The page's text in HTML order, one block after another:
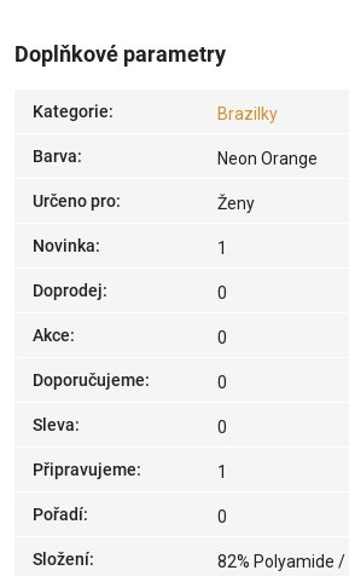
Doplňkové parametry
Kategorie: Brazilky
Barva: Neon Orange
Určeno pro: Ženy
Novinka: 1
Doprodej: 0
Akce: 0
Doporučujeme: 0
Sleva: 0
Připravujeme: 1
Pořadí: 0
Složení: 82% Polyamide /